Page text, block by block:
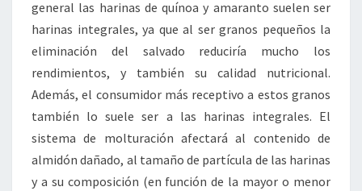
general las harinas de quínoa y amaranto suelen ser
harinas integrales, ya que al ser granos pequeños la
eliminación del salvado reduciría mucho los
rendimientos, y también su calidad nutricional.
Además, el consumidor más receptivo a estos granos
también lo suele ser a las harinas integrales. El
sistema de molturación afectará al contenido de
almidón dañado, al tamaño de partícula de las harinas
y a su composición (en función de la mayor o menor